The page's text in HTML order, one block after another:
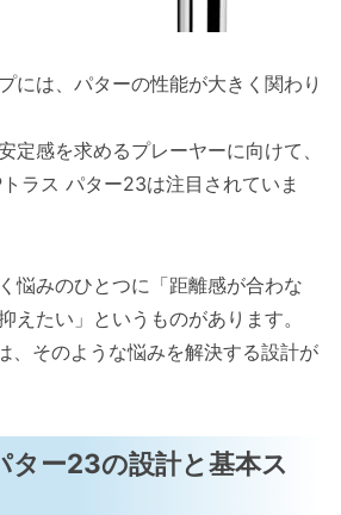
ーのシャフトによる打感と安定
：TaylorMade STEPPED
独特な設計による操作性向上
デメリット比較
FITグリップの握り心地と操
TPトラス パター23の評価とユ
には、パターの性能が大きく関わり
定感を求めるプレーヤーに向けて、
ラス パター23は注目されていま
悩みのひとつに「距離感が合わな
えたい」というものがあります。
、そのような悩みを解決する設計が
ター23の設計と基本ス